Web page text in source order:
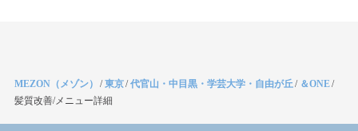
MEZON（メゾン） /東京/代官山・中目黒・学芸大学・自由が丘/ ＆ONE/
髪質改善/メニュー詳細